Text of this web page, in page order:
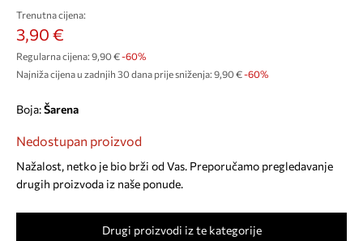
Trenutna cijena:
3,90 €
Regularna cijena: 9,90 €-60%
Najniža cijena u zadnjih 30 dana prije sniženja: 9,90 € -60%
Boja: šarena
Nedostupan proizvod
Nažalost, netko je bio brži od Vas. Preporučamo pregledavanje
drugih proizvoda iz naše ponude.
Drugi proizvodi iz te kategorije